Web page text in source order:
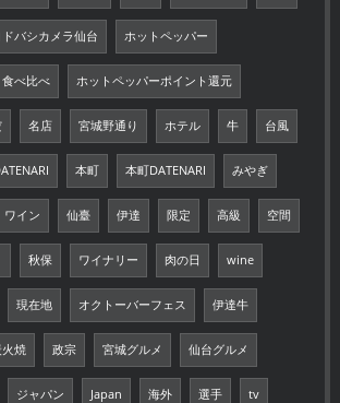
ドバシカメラ仙台 ホットペッパー
食べ比べ ホットペッパーポイント還元
名店 宮城野通り ホテル 牛 台風
本町 本町DATENARI みやぎ
ワイン 仙臺 伊達 限定 高級 空間
秋保 ワイナリー 肉の日 wine
現在地 オクトーバーフェス 伊達牛
焼 政宗 宮城グルメ 仙台グルメ
ジャパン Japan 海外 選手 tv